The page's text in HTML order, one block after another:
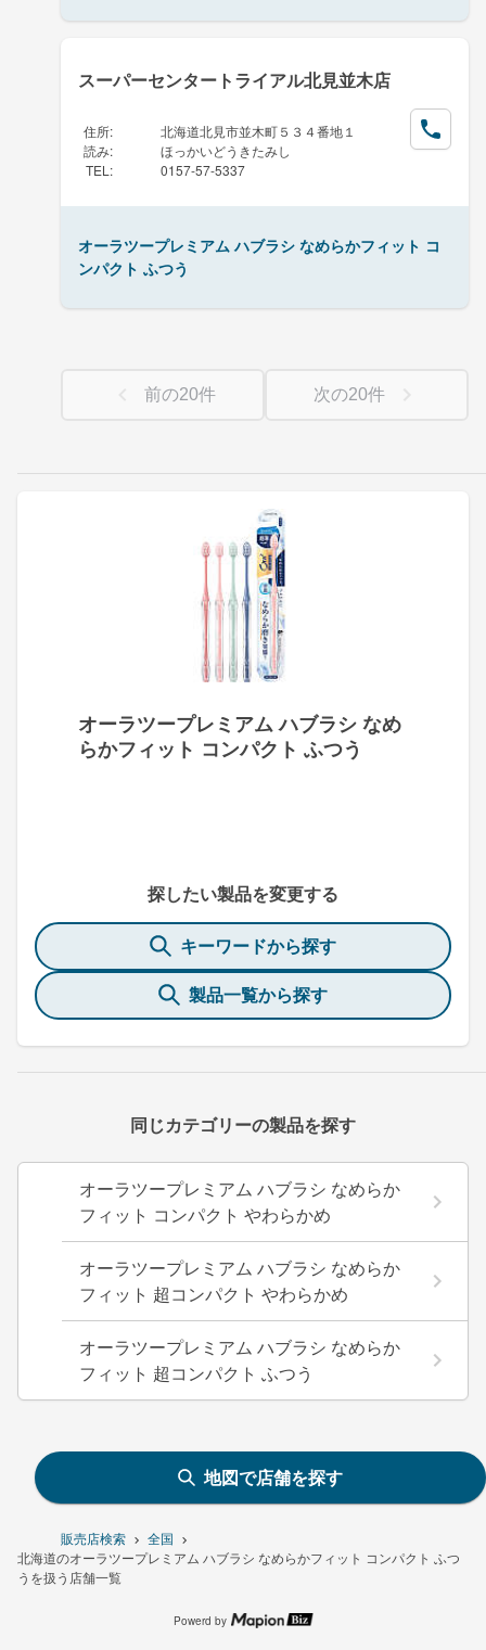
販売店検索
全国
北海道のオーラツープレミアム ハブラシ なめらかフィット コンパクト ふつ
うを扱う店舗一覧
オーラツープレミアム ハブラシ なめ
らかフィット コンパクト ふつう
探したい製品を変更する
キーワードから探す
製品一覧から探す
同じカテゴリーの製品を探す
オーラツープレミアム ハブラシ なめらか
フィット コンパクト やわらかめ
オーラツープレミアム ハブラシ なめらか
フィット 超コンパクト やわらかめ
オーラツープレミアム ハブラシ なめらか
フィット 超コンパクト ふつう
スーパーセンタートライアル北見並木店
住所:
北海道北見市並木町５３４番地１
読み:
ほっかいどうきたみし
TEL : 0157-57-5337
オーラツープレミアム ハブラシ なめらかフィット コ
ンパクト ふつう
前の20件 次の20件
地図で店舗を探す
Powerd by